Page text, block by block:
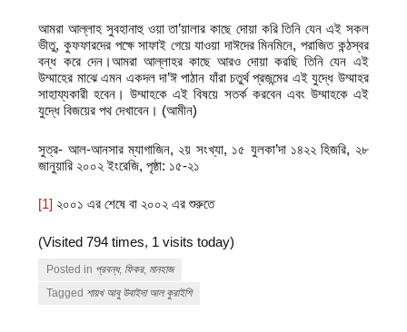
আমরা আল্লাহ সুবহানাহু ওয়া তা’য়ালার কাছে দোয়া করি তিনি যেন এই সকল
ভীতু, কুফফারদের পক্ষে সাফাই গেয়ে যাওয়া দাঈদের মিনমিনে, পরাজিত কন্ঠস্বর
বন্ধ করে দেন।আমরা আল্লাহর কাছে আরও দোয়া করছি তিনি যেন এই
উম্মাহের মাঝে এমন একদল দা’ঈ পাঠান যাঁরা চতুর্থ প্রজন্মের এই যুদ্ধে উম্মাহর
সাহায্যকারী হবেন। উম্মাহকে এই বিষয়ে সতর্ক করবেন এবং উম্মাহকে এই
যুদ্ধে বিজয়ের পথ দেখাবেন। (আমীন)
সুত্র- আল-আনসার ম্যাগাজিন, ২য় সংখ্যা, ১৫ যুলকা’দা ১৪২২ হিজরি, ২৮
জানুয়ারি ২০০২ ইংরেজি, পৃষ্ঠা: ১৫-২১
[1] ২০০১ এর শেষে বা ২০০২ এর শুরুতে
(Visited 794 times, 1 visits today)
Posted in প্রবন্ধ, ফিকর, মানহাজ
Tagged শায়খ আবু উবাইদা আল কুরাইশি